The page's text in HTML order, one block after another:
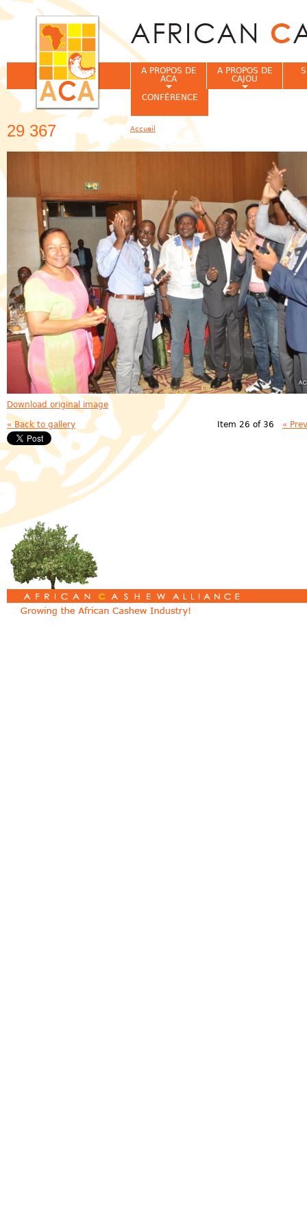
29 367
Download original image
« Back to gallery Item 26 of 36 «
A PROPOS DE
ACA
A PROPOS DE
CAJOU
CONFÉRENCE
Vous êtes ici
Accueil